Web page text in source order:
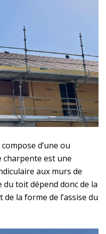
d’une ou
charpente est une
aux murs de
toit dépend donc de la
la forme de l’assise du